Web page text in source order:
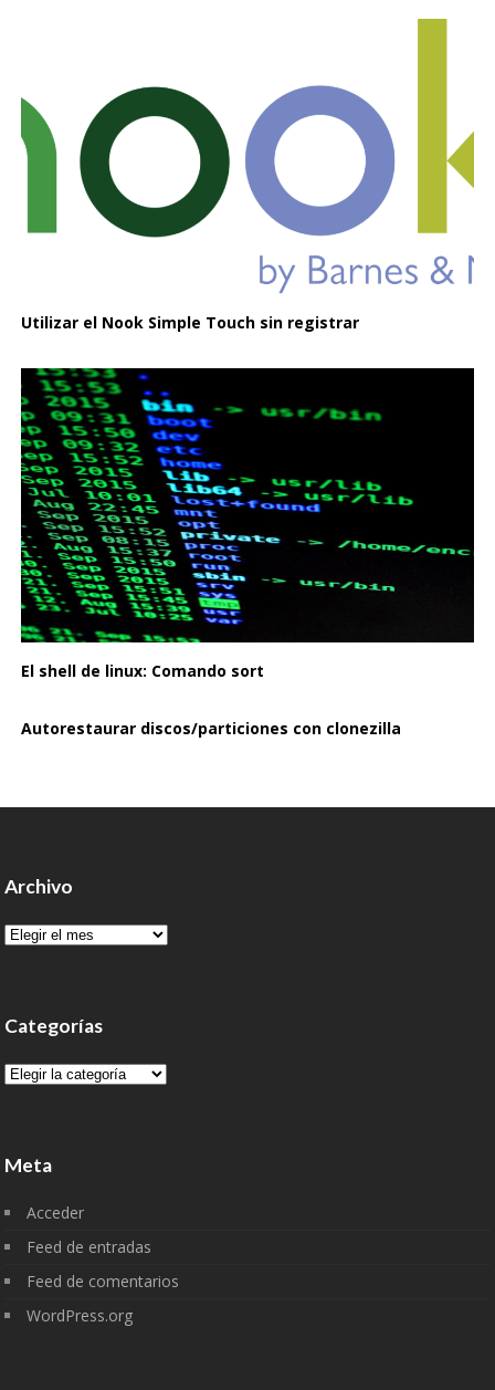
Utilizar el Nook Simple Touch sin registrar
El shell de linux: Comando sort
Autorestaurar discos/particiones con clonezilla
Archivo
Archivo
Categorías
Categorías
Meta
Acceder
Feed de entradas
Feed de comentarios
WordPress.org